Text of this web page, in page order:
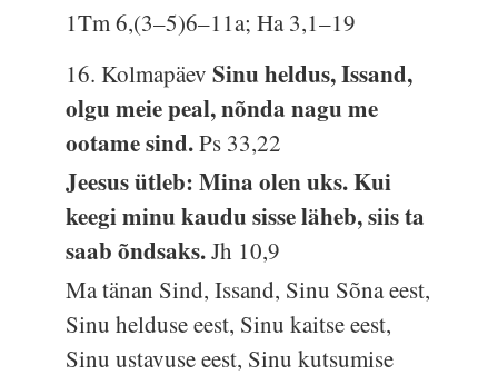
1Tm 6,(3–5)6–11a; Ha 3,1–19
16. KolmapäevSinu heldus, Issand,
olgu meie peal, nõnda nagu me
ootame sind.Ps 33,22
Jeesus ütleb: Mina olen uks. Kui
keegi minu kaudu sisse läheb, siis ta
saab õndsaks.Jh 10,9
Ma tänan Sind, Issand, Sinu Sõna eest,
Sinu helduse eest, Sinu kaitse eest,
Sinu ustavuse eest, Sinu kutsumise